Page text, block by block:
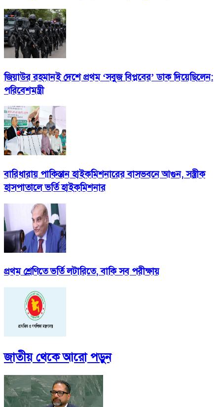
জিয়াউর রহমানই দেশে প্রথম ‘সবুজ বিপ্লবের’ ডাক দিয়েছিলেন:
পরিবেশমন্ত্রী
বারিধারায় পাকিস্তান হাইকমিশনারের বাসভবনে আগুন, সস্ত্রীক
হাসপাতালে ভর্তি হাইকমিশনার
প্রথম শ্রেণিতে ভর্তি লটারিতে, বাকি সব পরীক্ষায়
জাতীয়থেকে আরো পড়ুন